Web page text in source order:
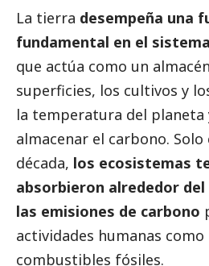
La tierra desempeña una
fundamental en el
que actúa como un
superficies, los cultivos y
la temperatura del planeta
almacenar el carbono.
década, los ecosistemas
absorbieron alrededor
las emisiones de carbono
actividades humanas como
combustibles fósiles.